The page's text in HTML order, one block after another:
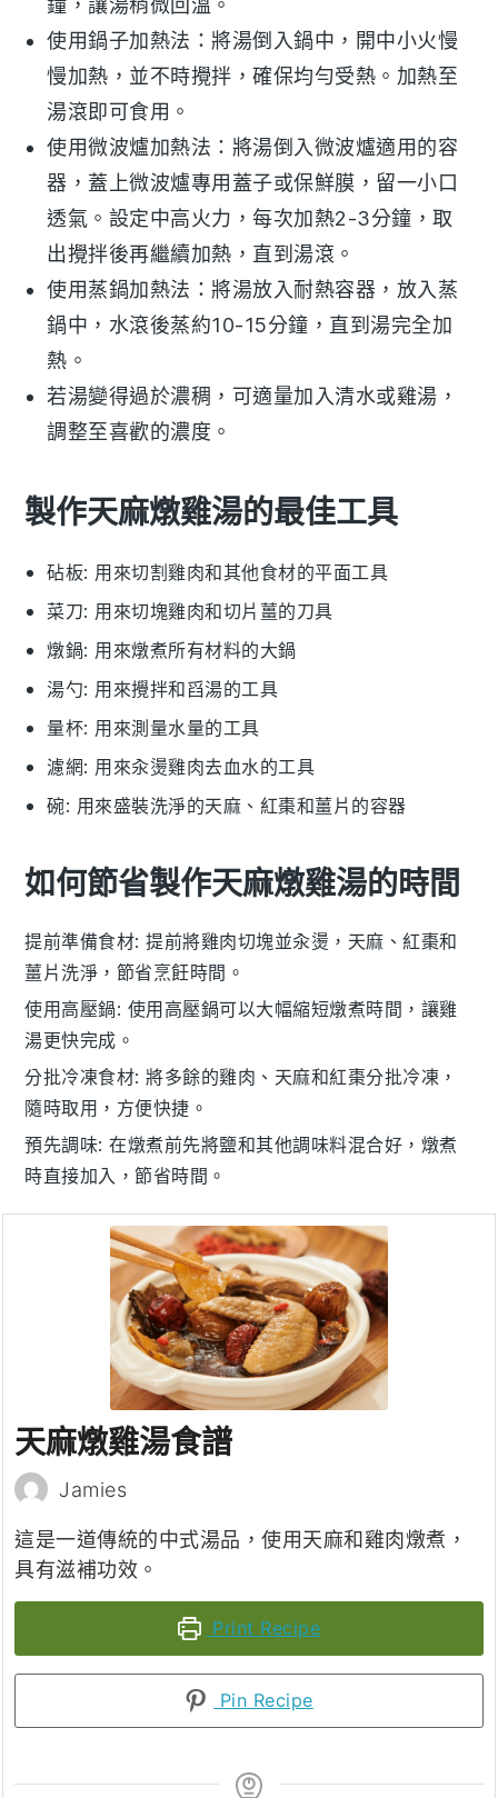
鐘，讓湯稍微回溫。
使用鍋子加熱法：將湯倒入鍋中，開中小火慢
慢加熱，並不時攪拌，確保均勻受熱。加熱至
湯滾即可食用。
使用微波爐加熱法：將湯倒入微波爐適用的容
器，蓋上微波爐專用蓋子或保鮮膜，留一小口
透氣。設定中高火力，每次加熱2-3分鐘，取
出攪拌後再繼續加熱，直到湯滾。
使用蒸鍋加熱法：將湯放入耐熱容器，放入蒸
鍋中，水滾後蒸約10-15分鐘，直到湯完全加
熱。
若湯變得過於濃稠，可適量加入清水或雞湯 ，
調整至喜歡的濃度。
製作天麻燉雞湯的最佳工具
砧板: 用來切割雞肉和其他食材的平面工具
菜刀: 用來切塊雞肉和切片薑的刀具
燉鍋: 用來燉煮所有材料的大鍋
湯勺: 用來攪拌和舀湯的工具
量杯: 用來測量水量的工具
濾網: 用來汆燙雞肉去血水的工具
碗: 用來盛裝洗淨的天麻、紅棗和薑片的容器
如何節省製作天麻燉雞湯的時間
提前準備食材: 提前將雞肉切塊並汆燙， 天麻 、紅棗和
薑片洗淨，節省烹飪時間。
使用高壓鍋: 使用高壓鍋可以大幅縮短燉煮時間，讓雞
湯更快完成。
分批冷凍食材: 將多餘的雞肉 、 天麻和紅棗分批冷凍，
隨時取用，方便快捷。
預先調味: 在燉煮前先將鹽和其他調味料混合好，燉煮
時直接加入，節省時間。
天麻燉雞湯食譜
Jamies
這是一道傳統的中式湯品，使用天麻和雞肉燉煮，
具有滋補功效。
Print Recipe
Pin Recipe